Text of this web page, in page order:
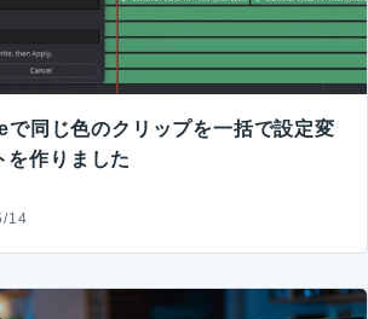
同じ色のクリップを一括で設定変
を作りました
14